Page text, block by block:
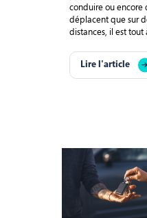
conduire ou encore
déplacent que sur
distances, il est
Lire l'article